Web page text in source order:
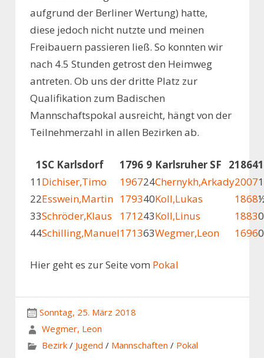
aufgrund der Berliner Wertung) hatte,
diese jedoch nicht nutzte und meinen
Freibauern passieren ließ. So konnten wir
nach 4.5 Stunden getrost den Heimweg
antreten. Ob uns der dritte Platz zur
Qualifikation zum Badischen
Mannschaftspokal ausreicht, hängt von der
Teilnehmerzahl in allen Bezirken ab.
1SC Karlsdorf 1796 9 Karlsruher SF 21864
11Dichiser,Timo 196724Chernykh,Arkady20071
22Esswein,Martin 179340Koll,Lukas 1868
33Schröder,Klaus 171243Koll,Linus 18830
44Schilling,Manuel171363Wegmer,Leon 16960
Hier geht es zur Seite vom Pokal
Sonntag, 25. März 2018
Wegmer, Leon
Bezirk/ Jugend / Mannschaften / Pokal